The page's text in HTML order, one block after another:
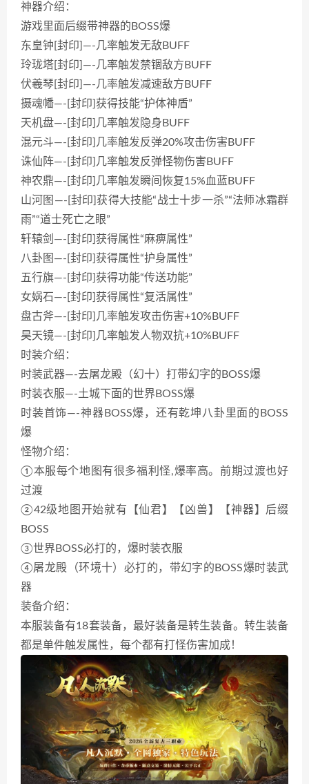
神器介绍：
游戏里面后缀带神器的BOSS爆
东皇钟[封印]—-几率触发无敌BUFF
玲珑塔[封印]—-几率触发禁锢敌方BUFF
伏羲琴[封印]—-几率触发减速敌方BUFF
摄魂幡—-[封印]获得技能“护体神盾”
天机盘—-[封印]几率触发隐身BUFF
混元斗—-[封印]几率触发反弹20%攻击伤害BUFF
诛仙阵—-[封印]几率触发反弹怪物伤害BUFF
神农鼎—-[封印]几率触发瞬间恢复15%血蓝BUFF
山河图—-[封印]获得大技能“战士十步一杀”“法师冰霜群
雨”“道士死亡之眼”
轩辕剑—-[封印]获得属性“麻痹属性”
八卦图—-[封印]获得属性“护身属性”
五行旗—-[封印]获得功能“传送功能”
女娲石—-[封印]获得属性“复活属性”
盘古斧—-[封印]几率触发攻击伤害+10%BUFF
昊天镜—-[封印]几率触发人物双抗+10%BUFF
时装介绍：
时装武器—-去屠龙殿（幻十）打带幻字的BOSS爆
时装衣服—-土城下面的世界BOSS爆
时装首饰—-神器BOSS爆，还有乾坤八卦里面的BOSS
爆
怪物介绍：
①本服每个地图有很多福利怪,爆率高。前期过渡也好
过渡
②42级地图开始就有【仙君】【凶兽】【神器】后缀
BOSS
③世界BOSS必打的，爆时装衣服
④屠龙殿（环境十）必打的，带幻字的BOSS爆时装武
器
装备介绍：
本服装备有18套装备，最好装备是转生装备。转生装备
都是单件触发属性，每个都有打怪伤害加成！